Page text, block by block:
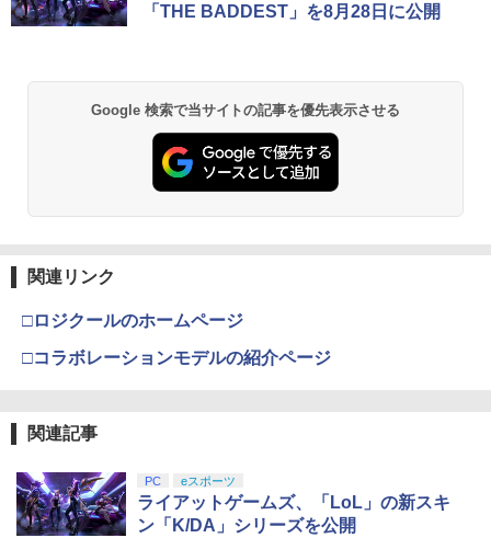
「THE BADDEST」を8月28日に公開
Google 検索で当サイトの記事を優先表示させる
関連リンク
□ロジクールのホームページ
□コラボレーションモデルの紹介ページ
関連記事
PC eスポーツ
ライアットゲームズ、「LoL」の新スキ
ン「K/DA」シリーズを公開